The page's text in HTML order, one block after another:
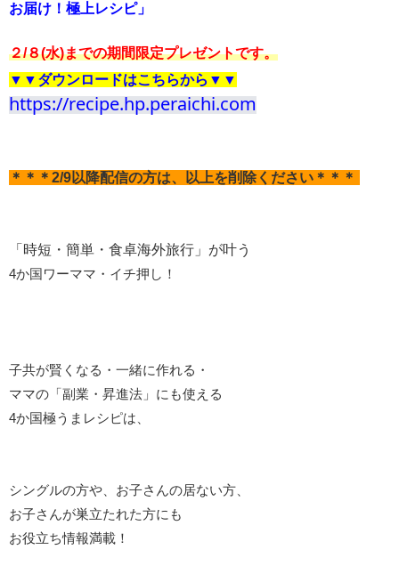
お届け！極上レシピ」
２/８(水)までの期間限定プレゼントです。
▼▼ダウンロードはこちらから▼▼
https://recipe.hp.peraichi.com
＊＊＊2/9以降配信の方は、以上を削除ください＊＊＊
「時短・簡単・食卓海外旅行」が叶う
4か国ワーママ・イチ押し！
子共が賢くなる・一緒に作れる・
ママの「副業・昇進法」にも使える
4か国極うまレシピは、
シングルの方や、お子さんの居ない方、
お子さんが巣立たれた方にも
お役立ち情報満載！